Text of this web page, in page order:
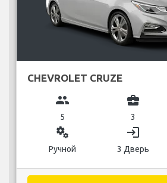
CHEVROLET CRUZE
group
5
business_center
3
miscellaneous_services
Ручной
login
3 Дверь